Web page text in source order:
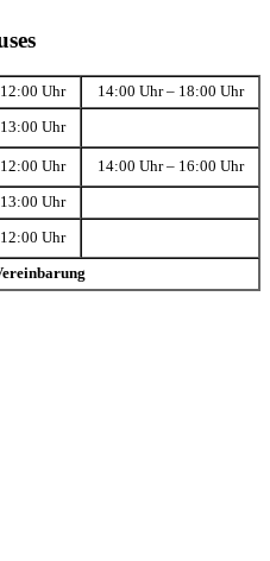
Uhr 14:00 Uhr – 18:00 Uhr
Uhr
Uhr 14:00 Uhr – 16:00 Uhr
Uhr
Uhr